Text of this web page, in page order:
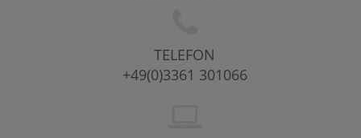
TELEFON
+49(0)3361 301066